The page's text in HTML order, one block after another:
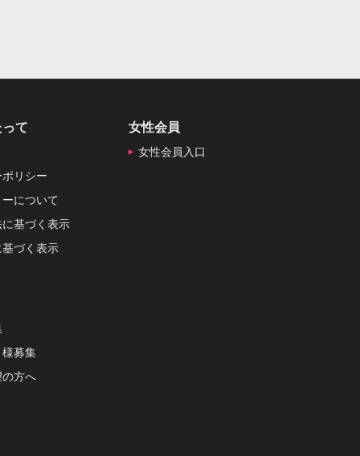
て
リシー
について
基づく表示
づく表示
様募集
方へ
女性会員
女性会員入口